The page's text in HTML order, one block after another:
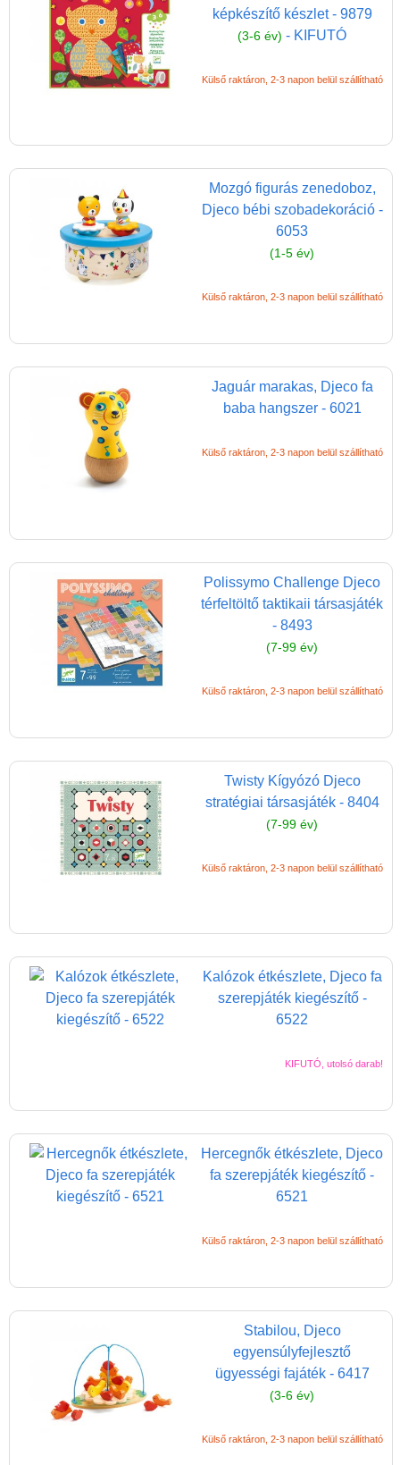
képkészítő készlet - 9879
(3-6 év) - KIFUTÓ
Külső raktáron, 2-3 napon belül szállítható
Mozgó figurás zenedoboz,
Djeco bébi szobadekoráció -
6053
(1-5 év)
Külső raktáron, 2-3 napon belül szállítható
Jaguár marakas, Djeco fa
baba hangszer - 6021
Külső raktáron, 2-3 napon belül szállítható
Polissymo Challenge Djeco
térfeltöltő taktikaii társasjáték
- 8493
(7-99 év)
Külső raktáron, 2-3 napon belül szállítható
Twisty Kígyózó Djeco
stratégiai társasjáték - 8404
(7-99 év)
Külső raktáron, 2-3 napon belül szállítható
Kalózok étkészlete, Djeco fa
szerepjáték kiegészítő -
6522
KIFUTÓ, utolsó darab!
Hercegnők étkészlete, Djeco
fa szerepjáték kiegészítő -
6521
Külső raktáron, 2-3 napon belül szállítható
Stabilou, Djeco
egyensúlyfejlesztő
ügyességi fajáték - 6417
(3-6 év)
Külső raktáron, 2-3 napon belül szállítható